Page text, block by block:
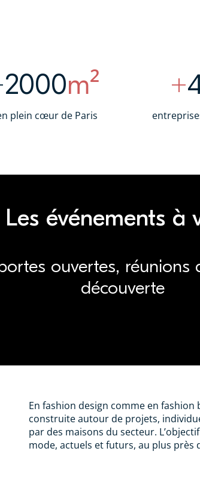
m²
plein cœur de Paris
+
Les événements à
ouvertes,
découverte
En fashion design comme en fashion
construite autour de projets,
par des maisons du secteur.
mode, actuels et futurs, au plus près